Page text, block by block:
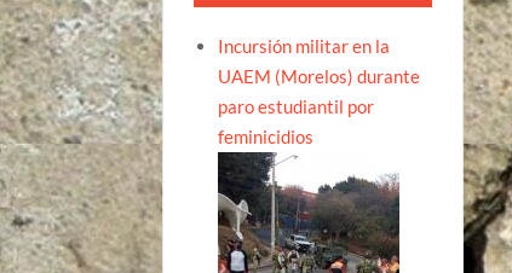
Incursión militar en la
UAEM (Morelos) durante
paro estudiantil por
feminicidios